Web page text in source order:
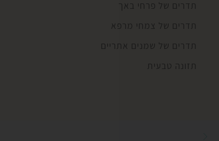
תדרים של פרחי באך
תדרים של צמחי מרפא
תדרים של שמנים אתריים
תזונה טבעית